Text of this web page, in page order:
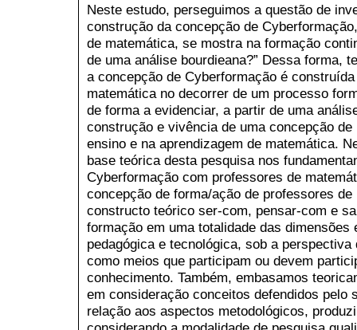
Neste estudo, perseguimos a questão de
construção da concepção de
de matemática, se mostra na formação
de uma análise bourdieana?” Dessa forma,
a concepção de Cyberformação é
matemática no decorrer de um processo
de forma a evidenciar, a partir de uma
construção e vivência de uma concepção
ensino e na aprendizagem de matemática.
base teórica desta pesquisa nos
Cyberformação com professores de
concepção de forma/ação de professores
constructo teórico ser-com, pensar-com e
formação em uma totalidade das
pedagógica e tecnológica, sob a
como meios que participam ou devem
conhecimento. Também, embasamos
em consideração conceitos defendidos pelo
relação aos aspectos metodológicos,